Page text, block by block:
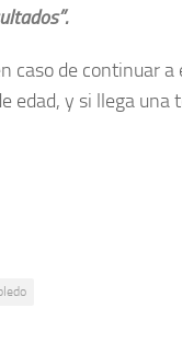
caso de continuar
edad, y si llega una